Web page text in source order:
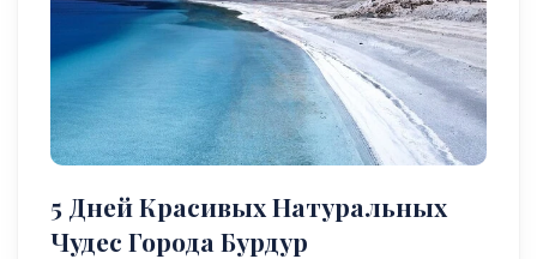
5 Дней Красивых Натуральных
Чудес Города Бурдур